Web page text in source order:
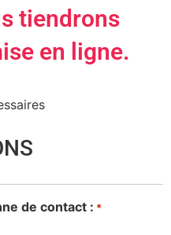
tiendrons
en ligne.
de contact : *